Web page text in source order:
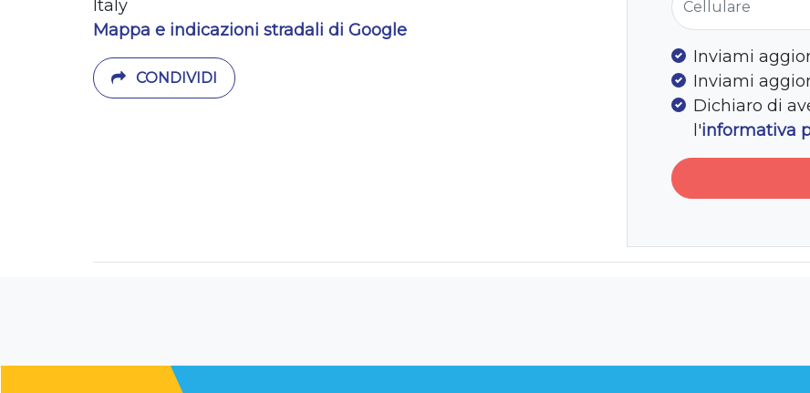
Italy
Mappa e indicazioni stradali di Google
CONDIVIDI
Inviami
Inviami
Dichiaro di
l'informativa